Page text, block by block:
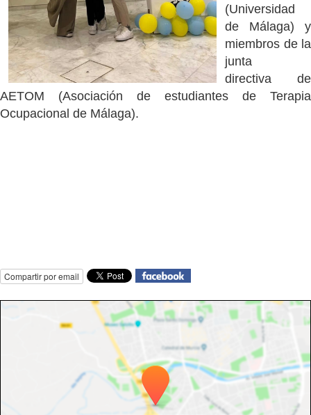
(Universidad
de Málaga) y
miembros de la
junta
directiva de
AETOM (Asociación de estudiantes de Terapia
Ocupacional de Málaga).
Compartir por email